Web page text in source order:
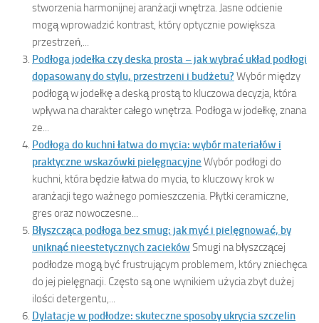
stworzenia harmonijnej aranżacji wnętrza. Jasne odcienie
mogą wprowadzić kontrast, który optycznie powiększa
przestrzeń,...
Podłoga jodełka czy deska prosta – jak wybrać układ podłogi
dopasowany do stylu, przestrzeni i budżetu? Wybór między
podłogą w jodełkę a deską prostą to kluczowa decyzja, która
wpływa na charakter całego wnętrza. Podłoga w jodełkę, znana
ze...
Podłoga do kuchni łatwa do mycia: wybór materiałów i
praktyczne wskazówki pielęgnacyjne Wybór podłogi do
kuchni, która będzie łatwa do mycia, to kluczowy krok w
aranżacji tego ważnego pomieszczenia. Płytki ceramiczne,
gres oraz nowoczesne...
Błyszcząca podłoga bez smug: jak myć i pielęgnować, by
uniknąć nieestetycznych zacieków Smugi na błyszczącej
podłodze mogą być frustrującym problemem, który zniechęca
do jej pielęgnacji. Często są one wynikiem użycia zbyt dużej
ilości detergentu,...
Dylatacje w podłodze: skuteczne sposoby ukrycia szczelin